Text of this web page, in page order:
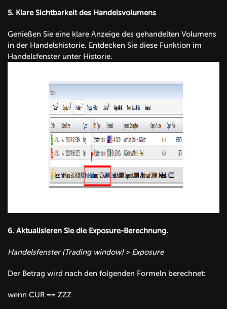
5. Klare Sichtbarkeit des Handelsvolumens
Genießen Sie eine klare Anzeige des gehandelten Volumens
in der Handelshistorie. Entdecken Sie diese Funktion im
Handelsfenster unter Historie.
6. Aktualisieren Sie die Exposure-Berechnung.
Handelsfenster (Trading window) > Exposure
Der Betrag wird nach den folgenden Formeln berechnet:
wenn CUR == ZZZ